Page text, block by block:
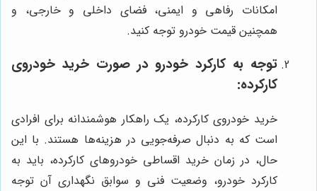
امکانات رفاهی و ایمنی، فضای داخلی و خارجی، و
همچنین قیمت خودرو توجه کنید.
توجه به کارکرد خودرو در صورت خرید خودروی
کارکرده:
خرید خودروی کارکرده، یک راهکار هوشمندانه برای افرادی
است که به دنبال صرفه‌جویی در هزینه‌ها هستند. با این
حال، در زمان خرید اقساطی خودروهای کارکرده، باید به
کارکرد خودرو، وضعیت فنی و سوابق نگهداری آن توجه